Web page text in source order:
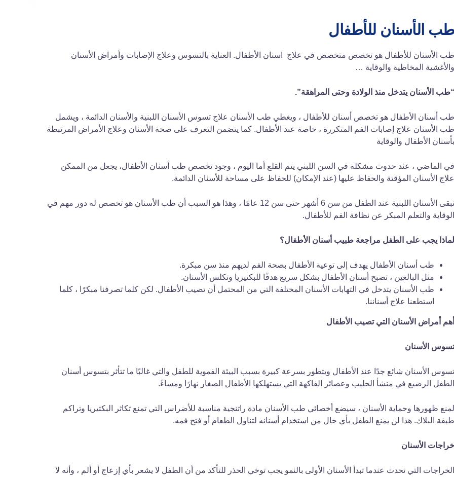
طب الأسنان للأطفال
طب الأسنان للأطفال هو تخصص متخصص في علاج اسنان الأطفال. العناية بالتسوس وعلاج الإصابات وأمراض الأسنان
والأغشية المخاطية والوقاية …
“طب الأسنان يتدخل منذ الولادة وحتى المراهقة”.
طب أسنان الأطفال هو تخصص أسنان للأطفال ، ويغطي طب الأسنان علاج تسوس الأسنان اللبنية والأسنان الدائمة ، ويشمل
طب الأسنان علاج إصابات الفم المتكررة ، خاصة عند الأطفال. كما يتضمن التعرف على صحة الأسنان وعلاج الأمراض المرتبطة
بأسنان الأطفال والوقاية
في الماضي ، عند حدوث مشكلة في السن اللبني يتم القلع أما اليوم ، وجود تخصص طب أسنان الأطفال، يجعل من الممكن
علاج الأسنان المؤقتة والحفاظ عليها (عند الإمكان) للحفاظ على مساحة للأسنان الدائمة.
تبقى الأسنان اللبنية عند الطفل من سن 6 أشهر حتى سن 12 عامًا ، وهذا هو السبب أن طب الأسنان هو تخصص له دور مهم في
الوقاية والتعلم المبكر عن نظافة الفم للأطفال.
لماذا يجب على الطفل مراجعة طبيب أسنان الأطفال؟
طب أسنان الأطفال يهدف إلى توعية الأطفال بصحة الفم لديهم منذ سن مبكرة.
مثل البالغين ، تصبح أسنان الأطفال بشكل سريع هدفًا للبكتيريا وتكلس الأسنان.
طب الأسنان يتدخل في التهابات الأسنان المختلفة التي من المحتمل أن تصيب الأطفال. لكن كلما تصرفنا مبكرًا ، كلما
استطعنا علاج أسناننا.
أهم أمراض الأسنان التي تصيب الأطفال
تسوس الأسنان
تسوس الأسنان شائع جدًا عند الأطفال ويتطور بسرعة كبيرة بسبب البيئة الفموية للطفل والتي غالبًا ما تتأثر بتسوس أسنان
الطفل الرضيع في منشأ الحليب وعصائر الفاكهة التي يستهلكها الأطفال الصغار نهارًا ومساءً.
لمنع ظهورها وحماية الأسنان ، سيضع أخصائي طب الأسنان مادة راتنجية مناسبة للأضراس التي تمنع تكاثر البكتيريا وتراكم
طبقة البلاك. هذا لن يمنع الطفل بأي حال من استخدام أسنانه لتناول الطعام أو فتح فمه.
خراجات الأسنان
الخراجات التي تحدث عندما تبدأ الأسنان الأولى بالنمو يجب توخي الحذر للتأكد من أن الطفل لا يشعر بأي إزعاج أو ألم ، وأنه لا